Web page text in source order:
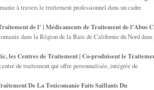
à travers le traitement professionnel dans un cadre
de l' | Médicaments de Traitement de l'Abus
dans la Région de la Baie de Californie du Nord dans
les Centres de Traitement | Co-produisent le
de traitement qui offre personnalisée, intégrée de
De La Toxicomanie Faits Saillants Du